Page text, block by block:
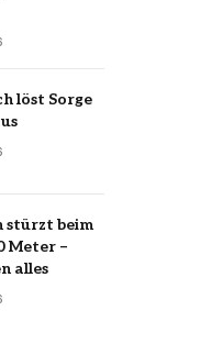
löst Sorge
stürzt beim
Meter –
alles